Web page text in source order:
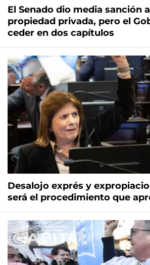
El Senado dio media sanción
propiedad privada, pero el
ceder en dos capítulos
Desalojo exprés y
será el procedimiento que